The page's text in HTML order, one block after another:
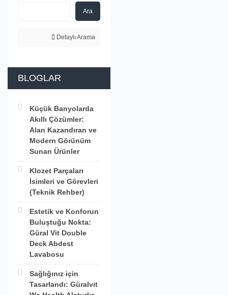
Ara
Detaylı Arama
BLOGLAR
Küçük Banyolarda
Akıllı Çözümler:
Alan Kazandıran ve
Modern Görünüm
Sunan Ürünler
Klozet Parçaları
İsimleri ve Görevleri
(Teknik Rehber)
Estetik ve Konforun
Buluştuğu Nokta:
Güral Vit Double
Deck Abdest
Lavabosu
Sağlığınız için
Tasarlandı: Güralvit